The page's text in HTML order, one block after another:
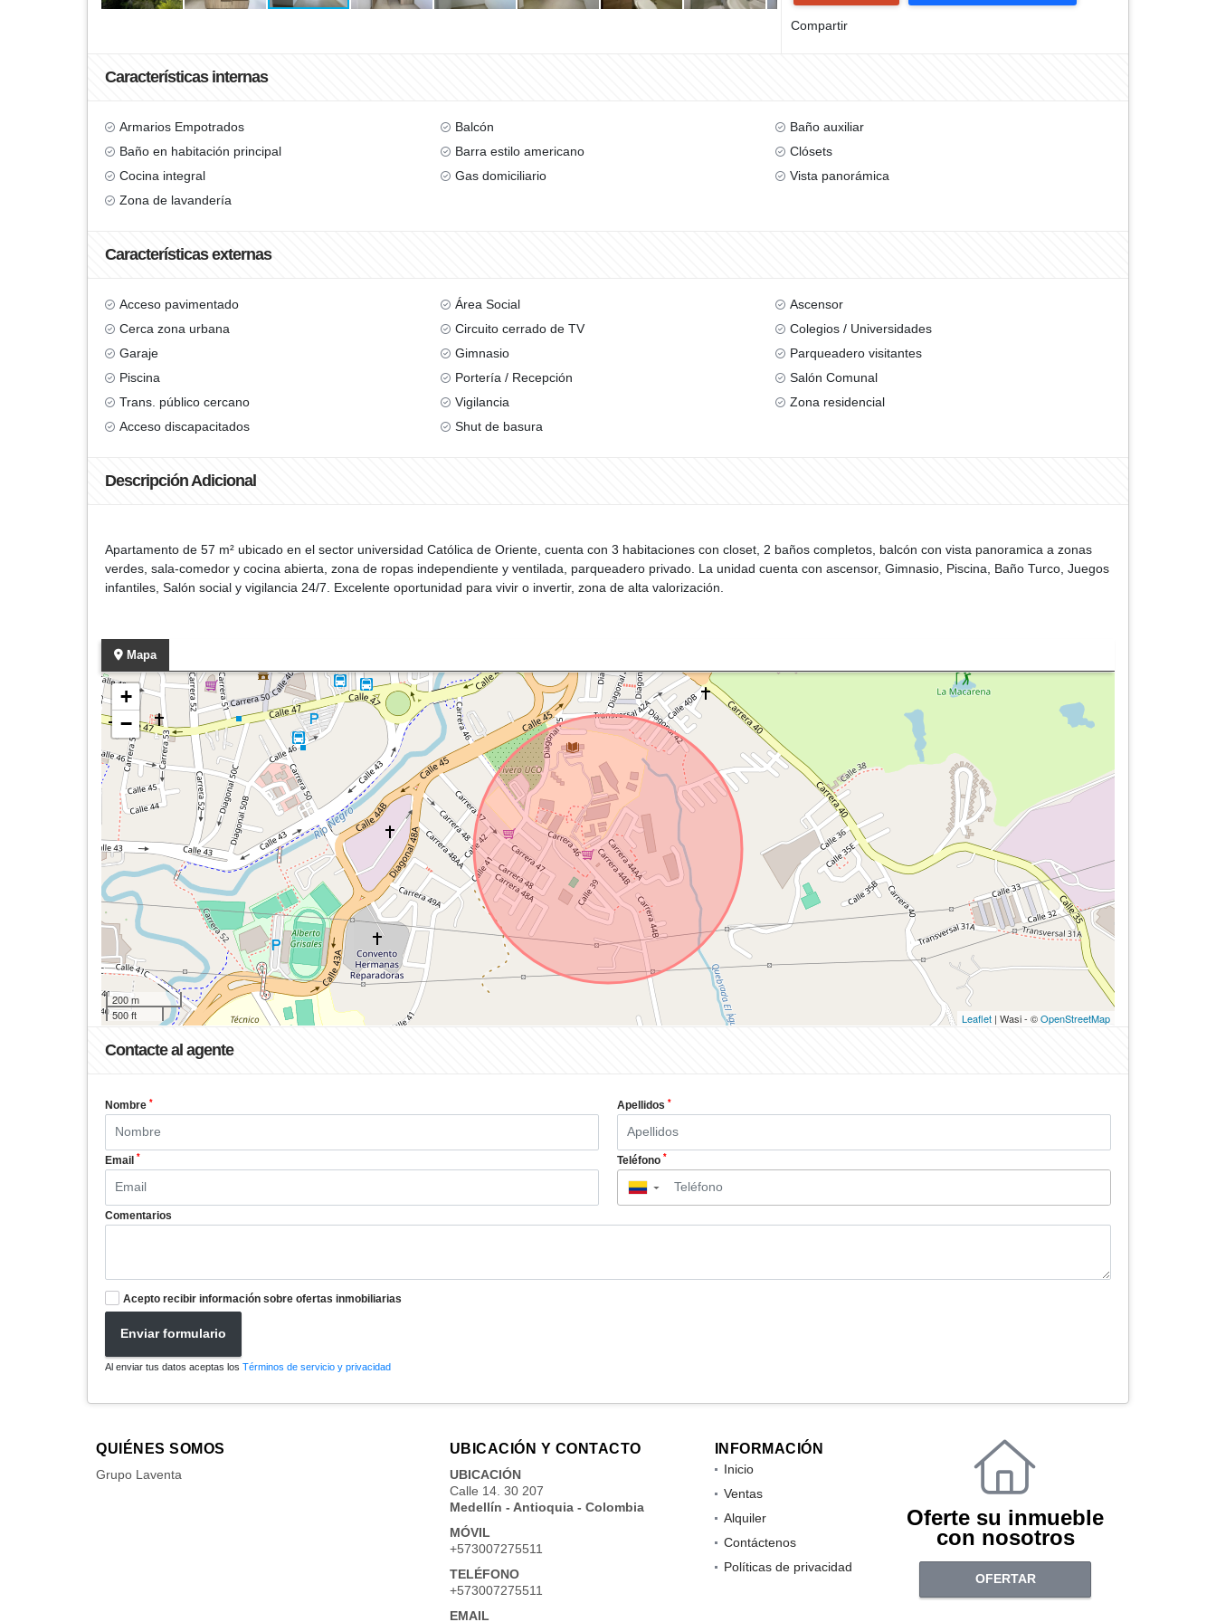
Compartir
Características internas
Armarios Empotrados Balcón
Baño auxiliar
Baño en habitación principal
Barra estilo americano
Clósets
Cocina integral
Gas domiciliario
Vista panorámica
Zona de lavandería
Características externas
Acceso pavimentado Área Social
Ascensor
Cerca zona urbana
Circuito cerrado de TV
Colegios / Universidades
Garaje
Gimnasio
Parqueadero visitantes
Piscina
Portería / Recepción
Salón Comunal
Trans. público cercano
Vigilancia
Zona residencial
Acceso discapacitados
Shut de basura
Descripción Adicional
Apartamento de 57 m² ubicado en el sector universidad Católica de Oriente, cuenta con 3 habitaciones con closet, 2 baños completos, balcón con vista panoramica a zonas
verdes, sala-comedor y cocina abierta, zona de ropas independiente y ventilada, parqueadero privado. La unidad cuenta con ascensor, Gimnasio, Piscina, Baño Turco, Juegos
infantiles, Salón social y vigilancia 24/7. Excelente oportunidad para vivir o invertir, zona de alta valorización.
Mapa
+
−
200 m
500 ft
Leaflet | Wasi - ©OpenStreetMap
Contacte al agente
Nombre * Apellidos *
Email * Teléfono *
▼
Comentarios
Acepto recibir información sobre ofertas inmobiliarias
Enviar formulario
Al enviar tus datos aceptas los Términos de servicio y privacidad
QUIÉNES SOMOS
Grupo Laventa
UBICACIÓN Y CONTACTO
UBICACIÓN
Calle 14. 30 207
Medellín - Antioquia - Colombia
MÓVIL
+573007275511
TELÉFONO
+573007275511
EMAIL
INFORMACIÓN
Inicio
Ventas
Alquiler
Contáctenos
Políticas de privacidad
Oferte su inmueble
con nosotros
OFERTAR